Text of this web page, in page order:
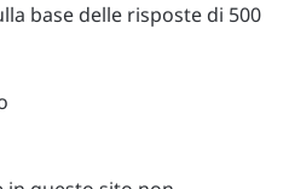
base delle risposte di 500